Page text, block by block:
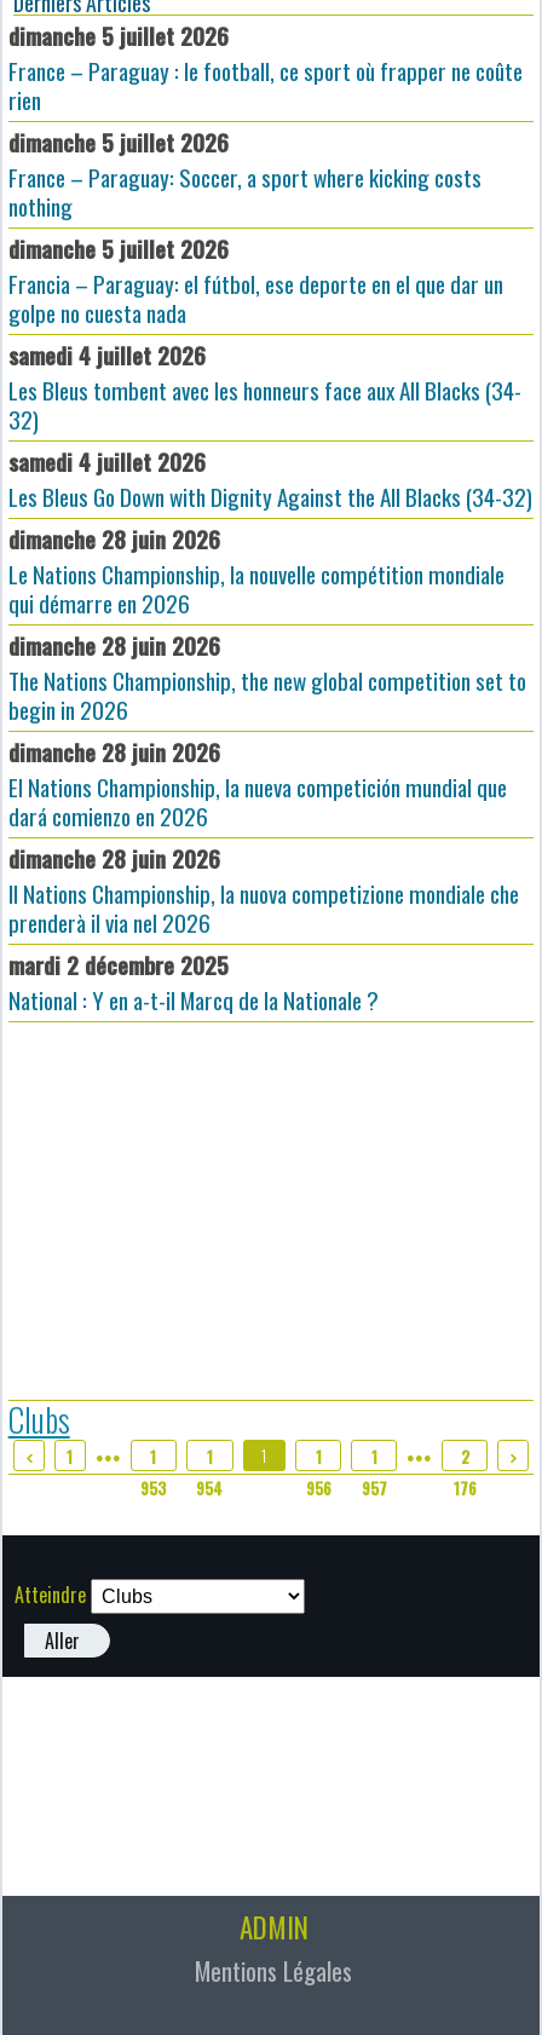
dimanche 5 juillet 2026
France – Paraguay : le football, ce sport où frapper ne coûte
rien
dimanche 5 juillet 2026
France – Paraguay: Soccer, a sport where kicking costs
nothing
dimanche 5 juillet 2026
Francia – Paraguay: el fútbol, ese deporte en el que dar un
golpe no cuesta nada
samedi 4 juillet 2026
Les Bleus tombent avec les honneurs face aux All Blacks (34-
32)
samedi 4 juillet 2026
Les Bleus Go Down with Dignity Against the All Blacks (34-32)
dimanche 28 juin 2026
Le Nations Championship, la nouvelle compétition mondiale
qui démarre en 2026
dimanche 28 juin 2026
The Nations Championship, the new global competition set to
begin in 2026
dimanche 28 juin 2026
El Nations Championship, la nueva competición mundial que
dará comienzo en 2026
dimanche 28 juin 2026
Il Nations Championship, la nuova competizione mondiale che
prenderà il via nel 2026
mardi 2 décembre 2025
National : Y en a-t-il Marcq de la Nationale ?
Clubs
1 ●●●
1
953
1
954
1
1
956
1
957
●●●
2
176
Atteindre
Aller
ADMIN
Mentions Légales